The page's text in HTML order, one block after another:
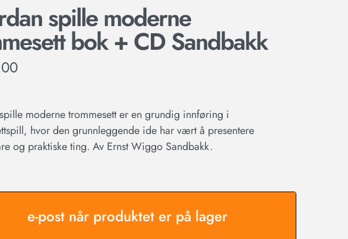
spille moderne
bok + CD Sandbakk
moderne trommesett er en grundig innføring i
hvor den grunnleggende ide har vært å presentere
og praktiske ting. Av Ernst Wiggo Sandbakk.
e-post når produktet er på lager